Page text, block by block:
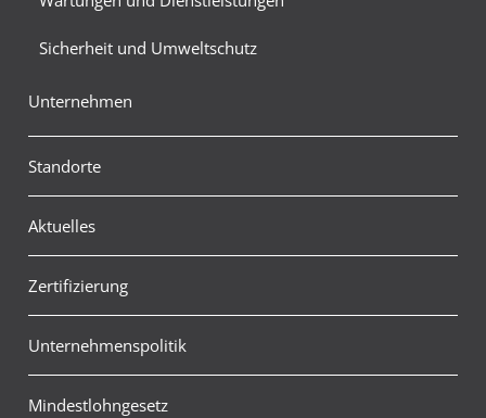
Sicherheit und Umweltschutz
Unternehmen
Standorte
Aktuelles
Zertifizierung
Unternehmenspolitik
Mindestlohngesetz